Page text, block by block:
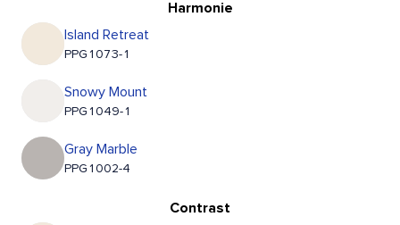
Harmonie
Island Retreat
PPG1073-1
Snowy Mount
PPG1049-1
Gray Marble
PPG1002-4
Contrast